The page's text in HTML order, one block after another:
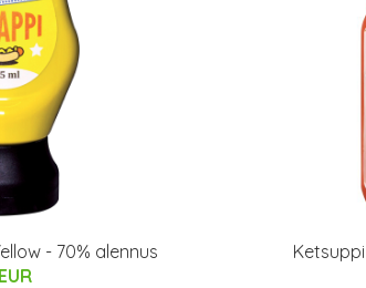
- 70% alennus